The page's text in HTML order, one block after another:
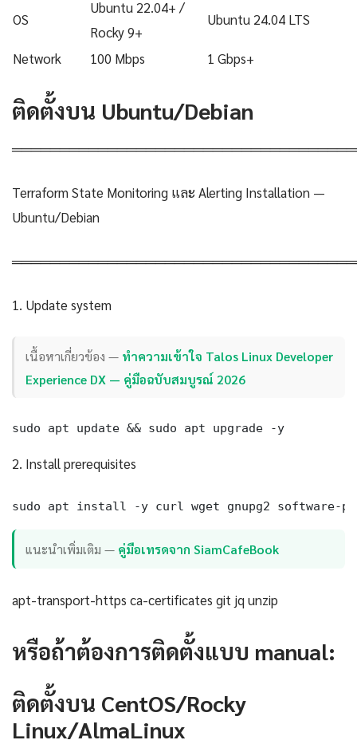
OS
Ubuntu 22.04+ /
Rocky 9+
Ubuntu 24.04 LTS
Network 100 Mbps 1 Gbps+
ติดตั้งบน Ubuntu/Debian
Terraform State Monitoring และ Alerting Installation —
Ubuntu/Debian
1. Update system
เนื้อหาเกี่ยวข้อง — ทำความเข้าใจ Talos Linux Developer
Experience DX — คู่มือฉบับสมบูรณ์ 2026
sudo apt update && sudo apt upgrade -y
2. Install prerequisites
sudo apt install -y curl wget gnupg2 software-
แนะนำเพิ่มเติม — คู่มือเทรดจาก SiamCafeBook
apt-transport-https ca-certificates git jq unzip
หรือถ้าต้องการติดตั้งแบบ manual:
ติดตั้งบน CentOS/Rocky
Linux/AlmaLinux